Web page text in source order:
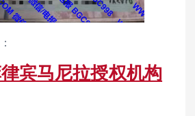
宾马尼拉授权机构